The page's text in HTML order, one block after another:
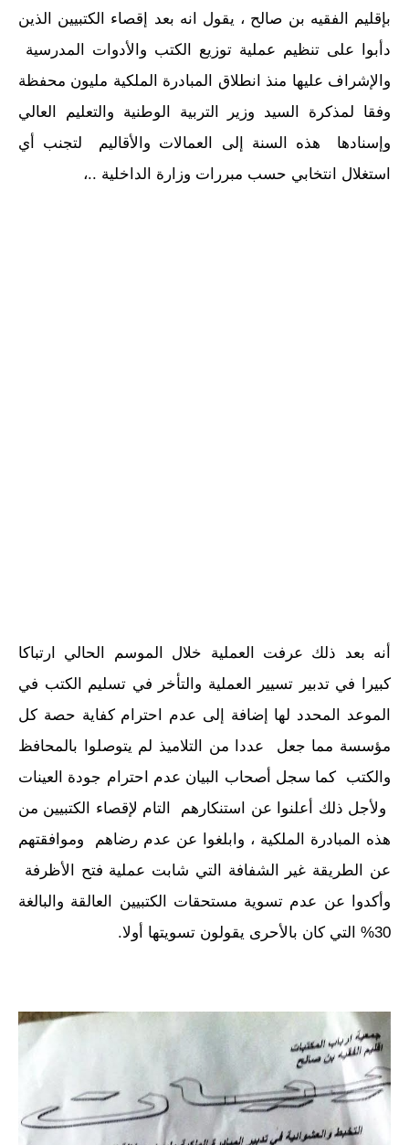
بإقليم الفقيه بن صالح ، يقول انه بعد إقصاء الكتبيين الذين
دأبوا على تنظيم عملية توزيع الكتب والأدوات المدرسية
والإشراف عليها منذ انطلاق المبادرة الملكية مليون محفظة
وفقا لمذكرة السيد وزير التربية الوطنية والتعليم العالي
وإسنادها هذه السنة إلى العمالات والأقاليم لتجنب أي
استغلال انتخابي حسب مبررات وزارة الداخلية ..،
أنه بعد ذلك عرفت العملية خلال الموسم الحالي ارتباكا
كبيرا في تدبير تسيير العملية والتأخر في تسليم الكتب في
الموعد المحدد لها إضافة إلى عدم احترام كفاية حصة كل
مؤسسة مما جعل عددا من التلاميذ لم يتوصلوا بالمحافظ
والكتب كما سجل أصحاب البيان عدم احترام جودة العينات
ولأجل ذلك أعلنوا عن استنكارهم التام لإقصاء الكتبيين من
هذه المبادرة الملكية ، وابلغوا عن عدم رضاهم وموافقتهم
عن الطريقة غير الشفافة التي شابت عملية فتح الأظرفة
وأكدوا عن عدم تسوية مستحقات الكتبيين العالقة والبالغة
30% التي كان بالأحرى يقولون تسويتها أولا.